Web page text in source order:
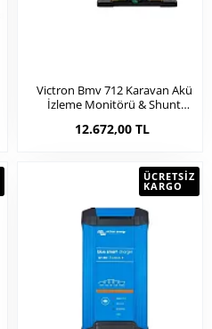
Victron Bmv 712 Karavan Akü
İzleme Monitörü & Shunt
12.672,00 TL
ÜCRETSIZ
KARGO